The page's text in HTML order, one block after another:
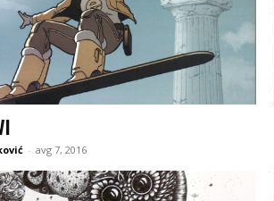
- avg 7, 2016